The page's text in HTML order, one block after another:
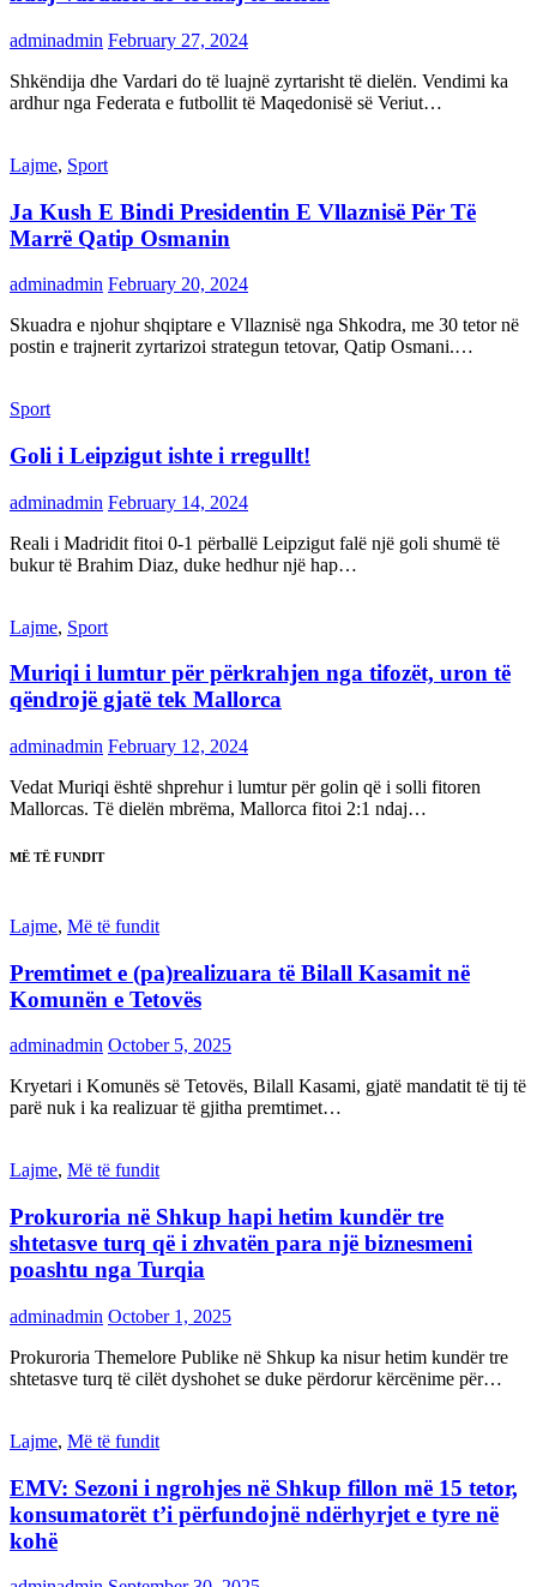
adminadmin February 27, 2024
Shkëndija dhe Vardari do të luajnë zyrtarisht të dielën. Vendimi ka
ardhur nga Federata e futbollit të Maqedonisë së Veriut…
Lajme, Sport
Ja Kush E Bindi Presidentin E Vllaznisë Për Të
Marrë Qatip Osmanin
adminadmin February 20, 2024
Skuadra e njohur shqiptare e Vllaznisë nga Shkodra, me 30 tetor në
postin e trajnerit zyrtarizoi strategun tetovar, Qatip Osmani.…
Sport
Goli i Leipzigut ishte i rregullt!
adminadmin February 14, 2024
Reali i Madridit fitoi 0-1 përballë Leipzigut falë një goli shumë të
bukur të Brahim Diaz, duke hedhur një hap…
Lajme, Sport
Muriqi i lumtur për përkrahjen nga tifozët, uron të
qëndrojë gjatë tek Mallorca
adminadmin February 12, 2024
Vedat Muriqi është shprehur i lumtur për golin që i solli fitoren
Mallorcas. Të dielën mbrëma, Mallorca fitoi 2:1 ndaj…
MË TË FUNDIT
Lajme, Më të fundit
Premtimet e (pa)realizuara të Bilall Kasamit në
Komunën e Tetovës
adminadmin October 5, 2025
Kryetari i Komunës së Tetovës, Bilall Kasami, gjatë mandatit të tij të
parë nuk i ka realizuar të gjitha premtimet…
Lajme, Më të fundit
Prokuroria në Shkup hapi hetim kundër tre
shtetasve turq që i zhvatën para një biznesmeni
poashtu nga Turqia
adminadmin October 1, 2025
Prokuroria Themelore Publike në Shkup ka nisur hetim kundër tre
shtetasve turq të cilët dyshohet se duke përdorur kërcënime për…
Lajme, Më të fundit
EMV: Sezoni i ngrohjes në Shkup fillon më 15 tetor,
konsumatorët t’i përfundojnë ndërhyrjet e tyre në
kohë